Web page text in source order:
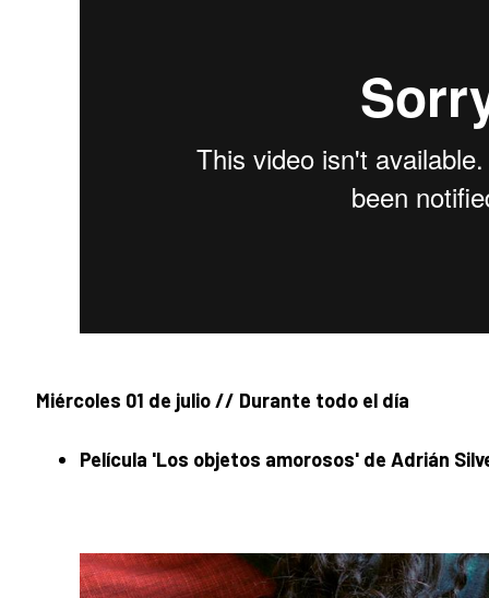
Miércoles 01 de julio // Durante todo el día
Película 'Los objetos amorosos' de Adrián